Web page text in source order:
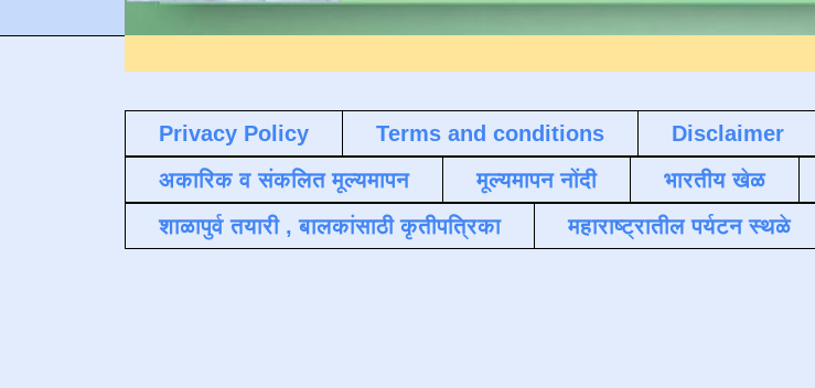
Privacy Policy Terms and conditions Disclaimer
अकारिक व संकलित मूल्यमापन
मूल्यमापन नोंदी भारतीय खेळ
शाळापुर्व तयारी , बालकांसाठी कृतीपत्रिका
महाराष्ट्रातील पर्यटन स्थळे